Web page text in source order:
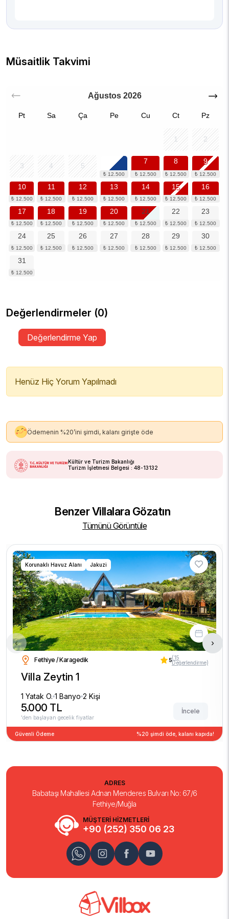
Müsaitlik Takvimi
Ağustos 2026
Pt Sa Ça Pe Cu Ct Pz
1 2
3 4 5
7 8 9
10 11 12 13 14 15 16
17 18 19 20 21 22 23
24 25 26 27 28 29 30
31
Değerlendirmeler (0)
Değerlendirme Yap
Henüz Hiç Yorum Yapılmadı
Ödemenin %20’ini şimdi, kalanı girişte öde
Kültür ve Turizm Bakanlığı
Turizm İşletmesi Belgesi : 48-13132
Benzer Villalara Gözatın
Tümünü Görüntüle
Korunaklı Havuz Alanı Jakuzi
Fethiye / Karagedik 5(15
Değerlendirme)
Villa Zeytin 1
1 Yatak O. 1 Banyo 2 Kişi
5.000 TL
'den başlayan gecelik fiyatlar
İncele
Güvenli Ödeme %20 şimdi öde, kalanı kapıda!
‹ ›
MÜŞTERİ HİZMETLERİ
+90 (252) 350 06 23
ADRES
Babataşı Mahallesi Adnan Menderes Bulvarı No: 67/6
Fethiye/Muğla